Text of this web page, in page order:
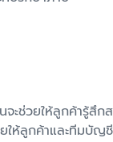
ะช่วยให้ลูกค้ารู้สึก
ลูกค้าและทีมบัญชี